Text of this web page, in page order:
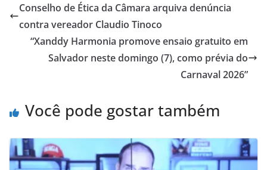
Conselho de Ética da Câmara arquiva denúncia
contra vereador Claudio Tinoco
“Xanddy Harmonia promove ensaio gratuito em
Salvador neste domingo (7), como prévia do
Carnaval 2026”
Você pode gostar também